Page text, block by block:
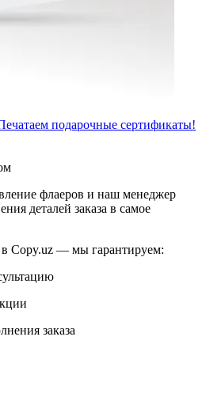
подарочные сертификаты!
флаеров и наш менеджер
деталей заказа в самое
в Copy.uz — мы гарантируем:
заказа